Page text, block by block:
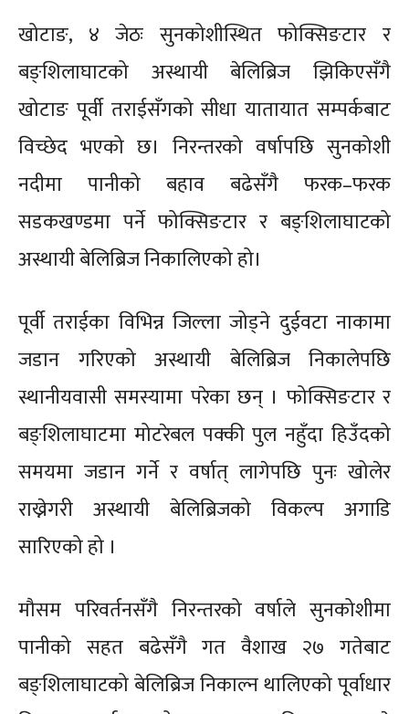
खोटाङ, ४ जेठः सुनकोशीस्थित फोक्सिङटार र
बङ्शिलाघाटको अस्थायी बेलिब्रिज झिकिएसँगै
खोटाङ पूर्वी तराईसँगको सीधा यातायात सम्पर्कबाट
विच्छेद भएको छ। निरन्तरको वर्षापछि सुनकोशी
नदीमा पानीको बहाव बढेसँगै फरक–फरक
सडकखण्डमा पर्ने फोक्सिङटार र बङ्शिलाघाटको
अस्थायी बेलिब्रिज निकालिएको हो।
पूर्वी तराईका विभिन्न जिल्ला जोड्ने दुईवटा नाकामा
जडान गरिएको अस्थायी बेलिब्रिज निकालेपछि
स्थानीयवासी समस्यामा परेका छन् । फोक्सिङटार र
बङ्शिलाघाटमा मोटरेबल पक्की पुल नहुँदा हिउँदको
समयमा जडान गर्ने र वर्षात् लागेपछि पुनः खोलेर
राख्नेगरी अस्थायी बेलिब्रिजको विकल्प अगाडि
सारिएको हो ।
मौसम परिवर्तनसँगै निरन्तरको वर्षाले सुनकोशीमा
पानीको सहत बढेसँगै गत वैशाख २७ गतेबाट
बङ्शिलाघाटको बेलिब्रिज निकाल्न थालिएको पूर्वाधार